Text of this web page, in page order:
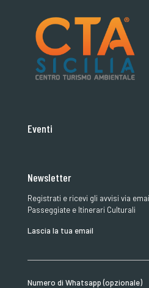
Eventi
Newsletter
Registrati e ricevi gli avvisi via
Passeggiate e Itinerari Culturali
Lascia la tua email
Numero di Whatsapp (opzionale)